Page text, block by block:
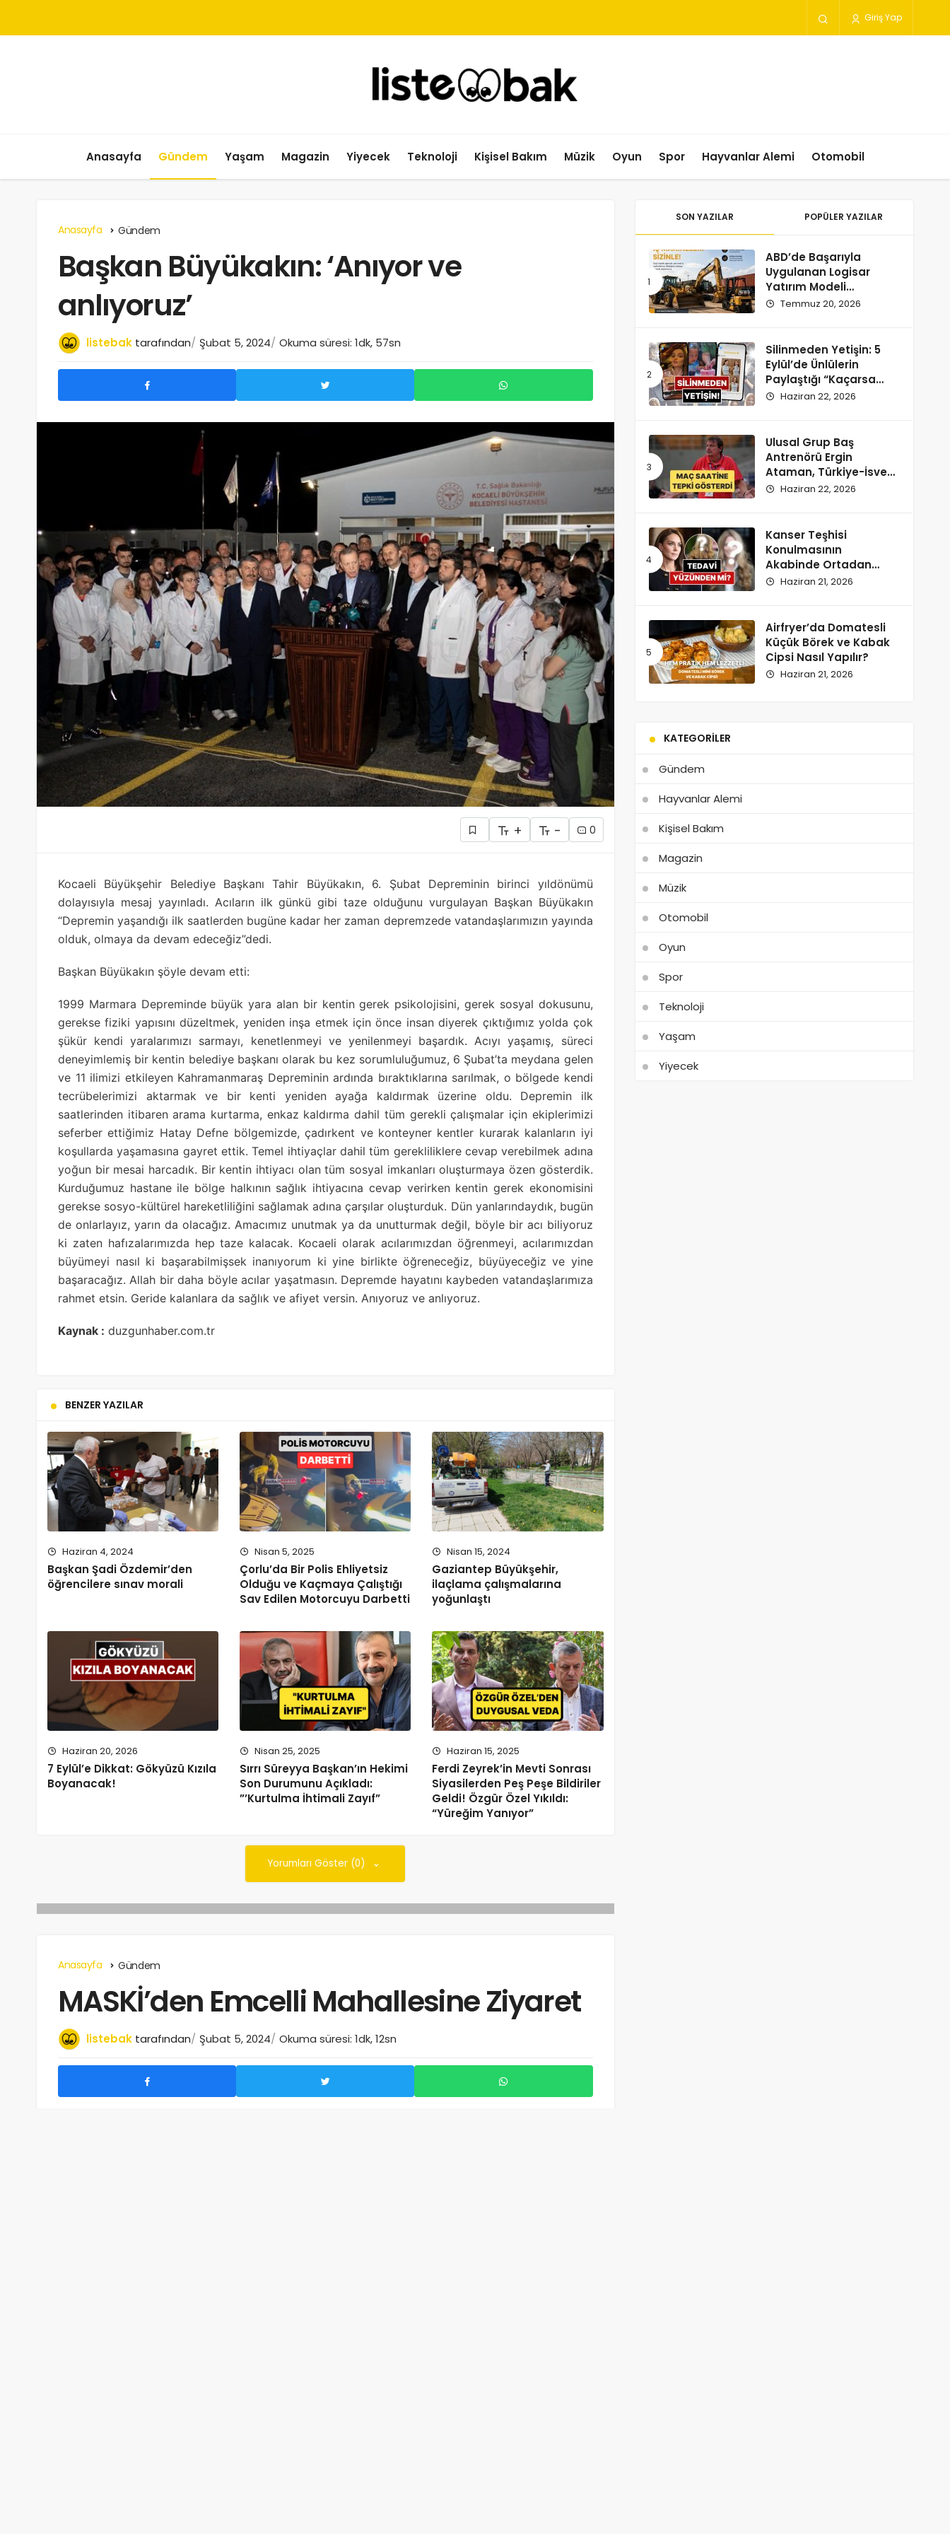
Giriş Yap
Anasayfa Gündem Yaşam Magazin Yiyecek Teknoloji Kişisel Bakım Müzik Oyun Spor Hayvanlar Alemi Otomobil
Anasayfa Gündem
Başkan Büyükakın: ‘Anıyor ve
anlıyoruz’
listebak tarafından Şubat 5, 2024 Okuma süresi: 1dk, 57sn
+ - 0
Kocaeli Büyükşehir Belediye Başkanı Tahir Büyükakın, 6. Şubat Depreminin birinci yıldönümü
dolayısıyla mesaj yayınladı. Acıların ilk günkü gibi taze olduğunu vurgulayan Başkan Büyükakın
“Depremin yaşandığı ilk saatlerden bugüne kadar her zaman depremzede vatandaşlarımızın yayında
olduk, olmaya da devam edeceğiz”dedi.
Başkan Büyükakın şöyle devam etti:
1999 Marmara Depreminde büyük yara alan bir kentin gerek psikolojisini, gerek sosyal dokusunu,
gerekse fiziki yapısını düzeltmek, yeniden inşa etmek için önce insan diyerek çıktığımız yolda çok
şükür kendi yaralarımızı sarmayı, kenetlenmeyi ve yenilenmeyi başardık. Acıyı yaşamış, süreci
deneyimlemiş bir kentin belediye başkanı olarak bu kez sorumluluğumuz, 6 Şubat’ta meydana gelen
ve 11 ilimizi etkileyen Kahramanmaraş Depreminin ardında bıraktıklarına sarılmak, o bölgede kendi
tecrübelerimizi aktarmak ve bir kenti yeniden ayağa kaldırmak üzerine oldu. Depremin ilk
saatlerinden itibaren arama kurtarma, enkaz kaldırma dahil tüm gerekli çalışmalar için ekiplerimizi
seferber ettiğimiz Hatay Defne bölgemizde, çadırkent ve konteyner kentler kurarak kalanların iyi
koşullarda yaşamasına gayret ettik. Temel ihtiyaçlar dahil tüm gerekliliklere cevap verebilmek adına
yoğun bir mesai harcadık. Bir kentin ihtiyacı olan tüm sosyal imkanları oluşturmaya özen gösterdik.
Kurduğumuz hastane ile bölge halkının sağlık ihtiyacına cevap verirken kentin gerek ekonomisini
gerekse sosyo-kültürel hareketliliğini sağlamak adına çarşılar oluşturduk. Dün yanlarındaydık, bugün
de onlarlayız, yarın da olacağız. Amacımız unutmak ya da unutturmak değil, böyle bir acı biliyoruz
ki zaten hafızalarımızda hep taze kalacak. Kocaeli olarak acılarımızdan öğrenmeyi, acılarımızdan
büyümeyi nasıl ki başarabilmişsek inanıyorum ki yine birlikte öğreneceğiz, büyüyeceğiz ve yine
başaracağız. Allah bir daha böyle acılar yaşatmasın. Depremde hayatını kaybeden vatandaşlarımıza
rahmet etsin. Geride kalanlara da sağlık ve afiyet versin. Anıyoruz ve anlıyoruz.
Kaynak : duzgunhaber.com.tr
BENZER YAZILAR
Haziran 4, 2024
Başkan Şadi Özdemir’den
öğrencilere sınav morali
Nisan 5, 2025
Çorlu’da Bir Polis Ehliyetsiz
Olduğu ve Kaçmaya Çalıştığı
Sav Edilen Motorcuyu Darbetti
Nisan 15, 2024
Gaziantep Büyükşehir,
ilaçlama çalışmalarına
yoğunlaştı
Haziran 20, 2026
7 Eylül’e Dikkat: Gökyüzü Kızıla
Boyanacak!
Nisan 25, 2025
Sırrı Süreyya Başkan’ın Hekimi
Son Durumunu Açıkladı:
”’Kurtulma İhtimali Zayıf”
Haziran 15, 2025
Ferdi Zeyrek’in Mevti Sonrası
Siyasilerden Peş Peşe Bildiriler
Geldi! Özgür Özel Yıkıldı:
“Yüreğim Yanıyor”
Yorumları Göster (0)
Anasayfa Gündem
MASKİ’den Emcelli Mahallesine Ziyaret
listebak tarafından Şubat 5, 2024 Okuma süresi: 1dk, 12sn
SON YAZILAR POPÜLER YAZILAR
ABD’de Başarıyla
Uygulanan Logisar
Yatırım Modeli
Türkiye’ye Geliyor
Temmuz 20, 2026
Silinmeden Yetişin: 5
Eylül’de Ünlülerin
Paylaştığı “Kaçarsa
Yazık Olur” Temalı
Haziran 22, 2026
Ulusal Grup Baş
Antrenörü Ergin
Ataman, Türkiye-İsveç
Maçı Saatine
Haziran 22, 2026
Kanser Teşhisi
Konulmasının
Akabinde Ortadan
Kaybolan Kate
Doğurdu
Haziran 21, 2026
Airfryer’da Domatesli
Küçük Börek ve Kabak
Cipsi Nasıl Yapılır?
Haziran 21, 2026
KATEGORILER
Gündem
Hayvanlar Alemi
Kişisel Bakım
Magazin
Müzik
Otomobil
Oyun
Spor
Teknoloji
Yaşam
Yiyecek